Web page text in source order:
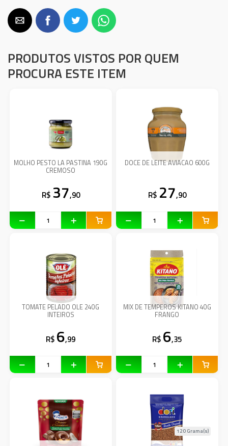
PRODUTOS VISTOS POR QUEM
PROCURA ESTE ITEM
MOLHO PESTO LA PASTINA 190G
CREMOSO
R$ 37,90
DOCE DE LEITE AVIACAO 600G
R$ 27,90
TOMATE PELADO OLE 240G
INTEIROS
R$ 6,99
MIX DE TEMPEROS KITANO 40G
FRANGO
R$ 6,35
120 Grama(s)